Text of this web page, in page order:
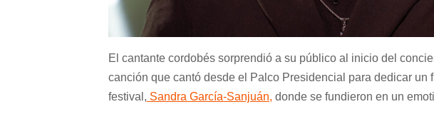
El cantante cordobés sorprendió a su público al inicio del
canción que cantó desde el Palco Presidencial para dedicar un
festival, Sandra García-Sanjuán, donde se fundieron en un